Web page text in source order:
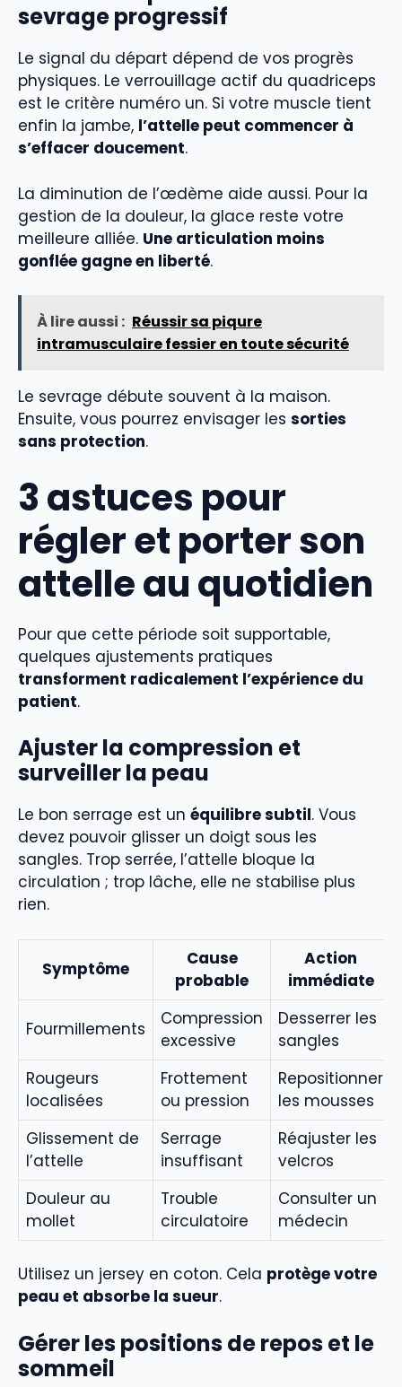
sevrage progressif
Le signal du départ dépend de vos progrès
physiques. Le verrouillage actif du quadriceps
est le critère numéro un. Si votre muscle tient
enfin la jambe, l’attelle peut commencer à
s’effacer doucement.
La diminution de l’œdème aide aussi. Pour la
gestion de la douleur, la glace reste votre
meilleure alliée. Une articulation moins
gonflée gagne en liberté.
À lire aussi : Réussir sa piqure
intramusculaire fessier en toute sécurité
Le sevrage débute souvent à la maison.
Ensuite, vous pourrez envisager les sorties
sans protection.
3 astuces pour
régler et porter son
attelle au quotidien
Pour que cette période soit supportable,
quelques ajustements pratiques
transforment radicalement l’expérience du
patient.
Ajuster la compression et
surveiller la peau
Le bon serrage est un équilibre subtil. Vous
devez pouvoir glisser un doigt sous les
sangles. Trop serrée, l’attelle bloque la
circulation ; trop lâche, elle ne stabilise plus
rien.
Symptôme
Cause
probable
Action
immédiate
Fourmillements
Compression
excessive
Desserrer les
sangles
Rougeurs
localisées
Frottement
ou pression
Repositionner
les mousses
Glissement de
l’attelle
Serrage
insuffisant
Réajuster les
velcros
Douleur au
mollet
Trouble
circulatoire
Consulter un
médecin
Utilisez un jersey en coton. Cela protège votre
peau et absorbe la sueur.
Gérer les positions de repos et le
sommeil